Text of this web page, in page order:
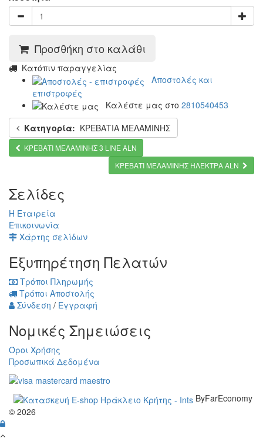
Προσθήκη στο καλάθι
Kατόπιν παραγγελίας
Αποστολές και
επιστροφές
Καλέστε μας στο 2810540453
Κατηγορία: ΚΡΕΒΑΤΙΑ ΜΕΛΑΜΙΝΗΣ
ΚΡΕΒΑΤΙ ΜΕΛΑΜΙΝΗΣ 3 LΙΝΕ ALN
ΚΡΕΒΑΤΙ ΜΕΛΑΜΙΝΗΣ ΗΛΕΚΤΡΑ ALN
Σελίδες
Η Εταιρεία
Επικοινωνία
Χάρτης σελίδων
Εξυπηρέτηση Πελατών
Τρόποι Πληρωμής
Τρόποι Αποστολής
Σύνδεση / Εγγραφή
Νομικές Σημειώσεις
Όροι Χρήσης
Προσωπικά Δεδομένα
ByFarEconomy
© 2026